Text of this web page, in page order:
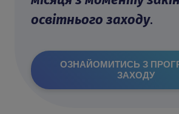
освітнього заходу.
ОЗНАЙОМИТИСЬ З
ЗАХОДУ